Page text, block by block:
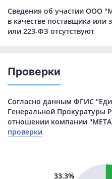
Сведения об участии ООО
в качестве поставщика или
или 223-ФЗ отсутствуют
Проверки
Согласно данным ФГИС
Генеральной Прокуратуры
отношении компании
проверки
33.3%